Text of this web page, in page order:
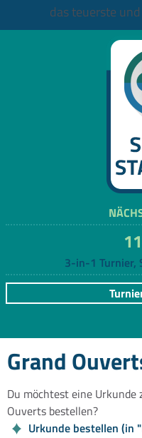
das teuerste
3-in-1 Turnier,
Grand
Du möchtest eine Urkunde
Ouverts bestellen?
Urkunde bestellen (in